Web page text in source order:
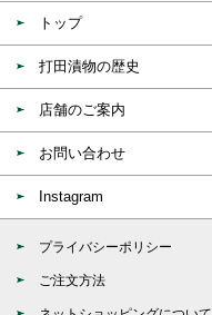
トップ
打田漬物の歴史
店舗のご案内
お問い合わせ
Instagram
プライバシーポリシー
ご注文方法